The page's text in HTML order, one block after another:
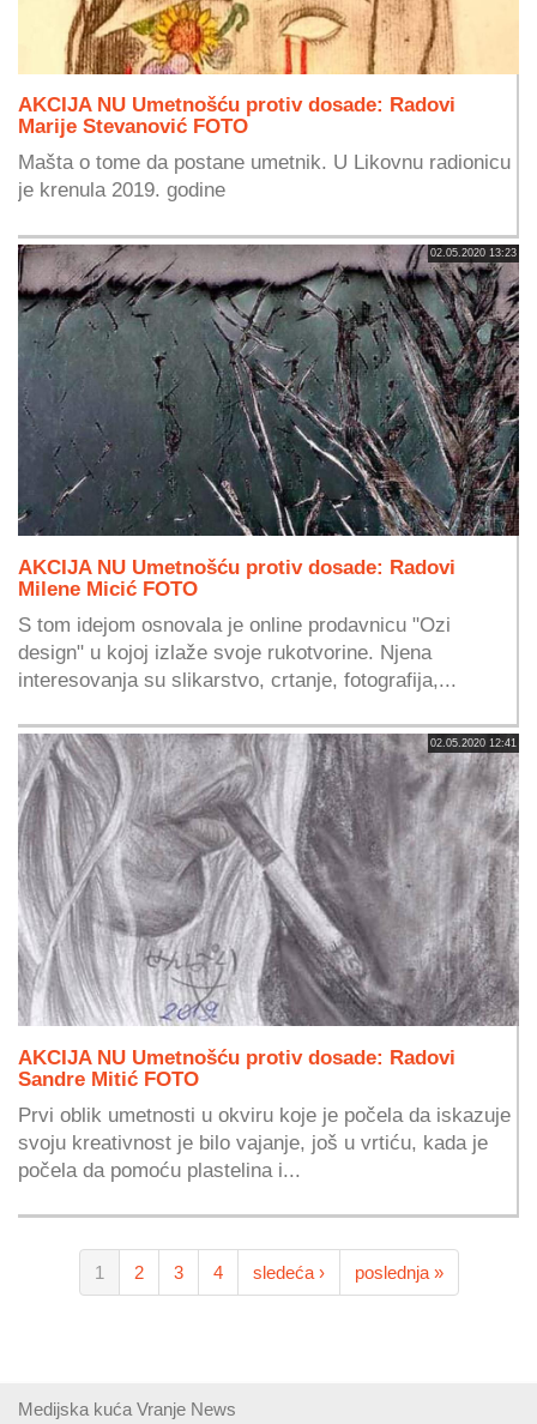
AKCIJA NU Umetnošću protiv dosade: Radovi
Marije Stevanović FOTO
Mašta o tome da postane umetnik. U Likovnu radionicu
je krenula 2019. godine
02.05.2020 13:23
AKCIJA NU Umetnošću protiv dosade: Radovi
Milene Micić FOTO
S tom idejom osnovala je online prodavnicu "Ozi
design" u kojoj izlaže svoje rukotvorine. Njena
interesovanja su slikarstvo, crtanje, fotografija,...
02.05.2020 12:41
AKCIJA NU Umetnošću protiv dosade: Radovi
Sandre Mitić FOTO
Prvi oblik umetnosti u okviru koje je počela da iskazuje
svoju kreativnost je bilo vajanje, još u vrtiću, kada je
počela da pomoću plastelina i...
1 2 3 4 sledeća › poslednja »
Medijska kuća Vranje News